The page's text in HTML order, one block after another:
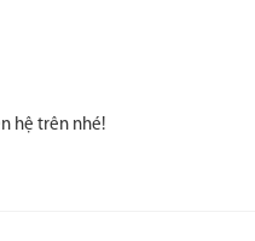
hệ trên nhé!